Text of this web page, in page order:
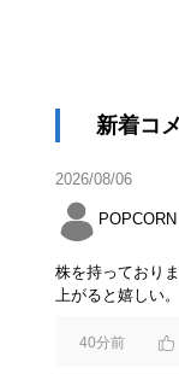
新着コ
2026/08/06
POPCORN
株を持っており
上がると嬉しい。
40分前